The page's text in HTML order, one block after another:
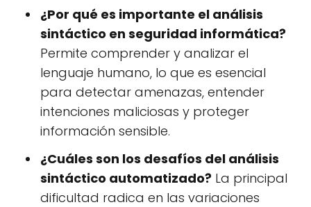
¿Por qué es importante el análisis
sintáctico en seguridad informática?
Permite comprender y analizar el
lenguaje humano, lo que es esencial
para detectar amenazas, entender
intenciones maliciosas y proteger
información sensible.
¿Cuáles son los desafíos del análisis
sintáctico automatizado? La principal
dificultad radica en las variaciones